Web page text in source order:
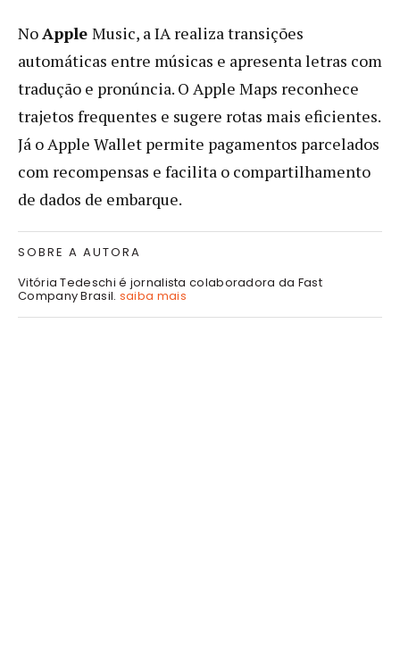
NoApple Music, a IA realiza transições
automáticas entre músicas e apresenta letras com
tradução e pronúncia. O Apple Maps reconhece
trajetos frequentes e sugere rotas mais eficientes.
Já o Apple Wallet permite pagamentos parcelados
com recompensas e facilita o compartilhamento
de dados de embarque.
SOBRE A AUTORA
Vitória Tedeschi é jornalista colaboradora da Fast
Company Brasil. saiba mais